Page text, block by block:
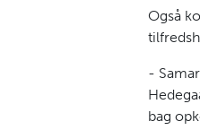
Også
-
bag